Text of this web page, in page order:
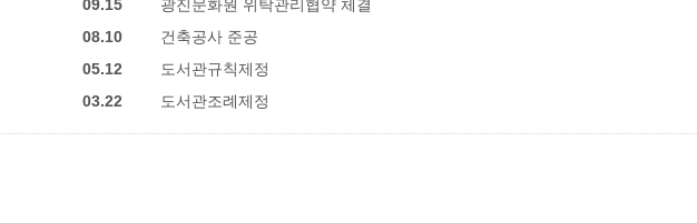
09.15
광진문화원 위탁관리협약 체결
08.10
건축공사 준공
05.12
도서관규칙제정
03.22
도서관조례제정